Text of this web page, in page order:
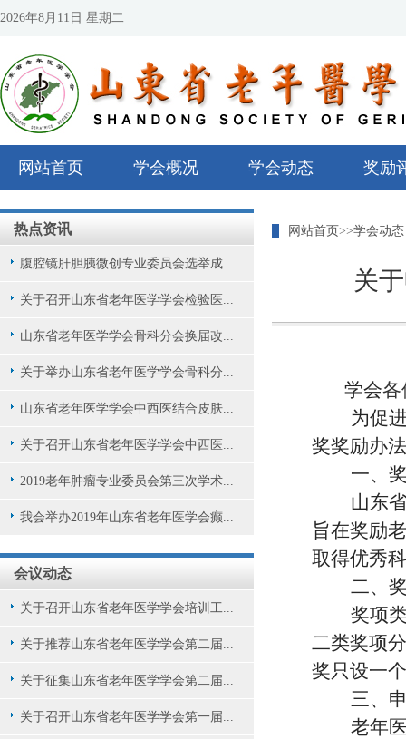
2026年8月11日 星期二
网站首页 学会概况 学会动态 奖励
热点资讯
腹腔镜肝胆胰微创专业委员会选举成...
关于召开山东省老年医学学会检验医...
山东省老年医学学会骨科分会换届改...
关于举办山东省老年医学学会骨科分...
山东省老年医学学会中西医结合皮肤...
关于召开山东省老年医学学会中西医...
2019老年肿瘤专业委员会第三次学术...
我会举办2019年山东省老年医学会癫...
会议动态
关于召开山东省老年医学学会培训工...
关于推荐山东省老年医学学会第二届...
关于征集山东省老年医学学会第二届...
关于召开山东省老年医学学会第一届...
网站首页>>学会动态
关
学会各
为促
奖奖励办
一、
山东
旨在奖励
取得优秀
二、
奖项
二类奖项
奖只设一
三、
老年